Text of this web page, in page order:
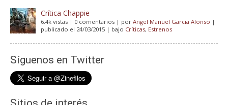
Crítica Chappie
6.4k vistas | 0 comentarios | por Angel Manuel Garcia Alonso |
publicado el 24/03/2015 | bajo Críticas, Estrenos
Síguenos en Twitter